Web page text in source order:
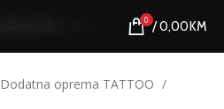
0 /0,00KM
Dodatna oprema TATTOO